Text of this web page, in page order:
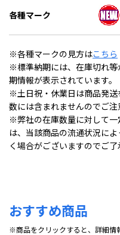
各種マーク
※各種マークの見方はこちら
※標準納期には、在庫切れ
期情報が表示されています。
※土日祝・休業日は商品発送
数には含まれませんのでご注
※弊社の在庫数量に対して
は、当該商品の流通状況に
く場合がございますのでご了
おすすめ商品
※商品をクリックすると、詳細情